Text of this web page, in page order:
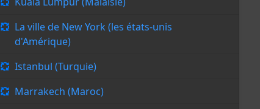
La ville de New York (les états-unis
d'Amérique)
Istanbul (Turquie)
Marrakech (Maroc)